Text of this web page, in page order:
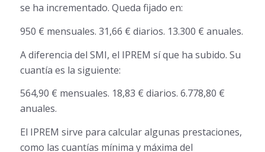
se ha incrementado. Queda fijado en:
950 € mensuales. 31,66 € diarios. 13.300 € anuales.
A diferencia del SMI, el IPREM sí que ha subido. Su
cuantía es la siguiente:
564,90 € mensuales. 18,83 € diarios. 6.778,80 €
anuales.
El IPREM sirve para calcular algunas prestaciones,
como las cuantías mínima y máxima del